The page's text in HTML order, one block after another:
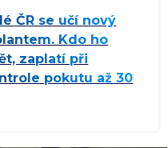
ČR se učí nový
Kdo ho
zaplatí při
pokutu až 30